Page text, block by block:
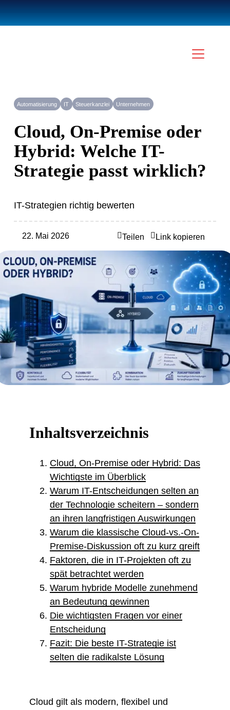
Automatisierung IT Steuerkanzlei Unternehmen
Cloud, On-Premise oder
Hybrid: Welche IT-
Strategie passt wirklich?
IT-Strategien richtig bewerten
22. Mai 2026 Teilen Link kopieren
Inhaltsverzeichnis
Cloud, On-Premise oder Hybrid: Das
Wichtigste im Überblick
Warum IT-Entscheidungen selten an
der Technologie scheitern – sondern
an ihren langfristigen Auswirkungen
Warum die klassische Cloud-vs.-On-
Premise-Diskussion oft zu kurz greift
Faktoren, die in IT-Projekten oft zu
spät betrachtet werden
Warum hybride Modelle zunehmend
an Bedeutung gewinnen
Die wichtigsten Fragen vor einer
Entscheidung
Fazit: Die beste IT-Strategie ist
selten die radikalste Lösung
Cloud gilt als modern, flexibel und